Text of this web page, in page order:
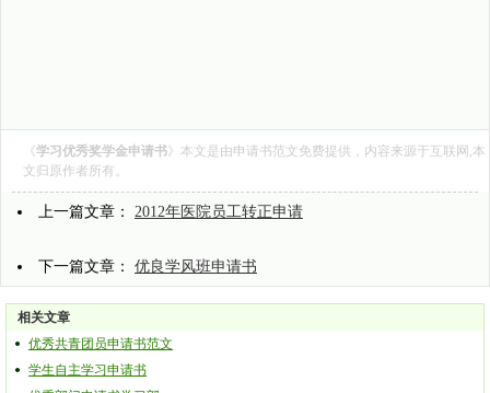
《学习优秀奖学金申请书》本文是由申请书范文免费提供，内容来源于互联网,本
文归原作者所有。
上一篇文章： 2012年医院员工转正申请
下一篇文章： 优良学风班申请书
相关文章
优秀共青团员申请书范文
学生自主学习申请书